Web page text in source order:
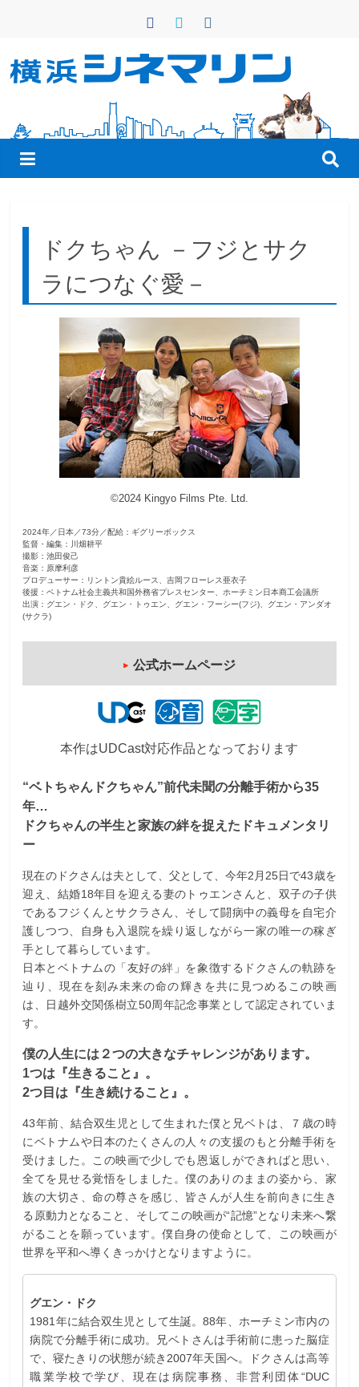
ン
横
浜
シ
ネ
マ
リ
街
で
ドクちゃん －フジとサク
ラにつなぐ愛－
©2024 Kingyo Films Pte. Ltd.
2024年／日本／73分／配給：ギグリーボックス
監督・編集：川畑耕平
撮影：池田俊己
音楽：原摩利彦
プロデューサー：リントン貴絵ルース、吉岡フローレス亜衣子
後援：ベトナム社会主義共和国外務省プレスセンター、ホーチミン日本商工会議所
出演：グエン・ドク、グエン・トゥエン、グエン・フーシー(フジ)、グエン・アンダオ
(サクラ)
公式ホームページ
本作はUDCast対応作品となっております
“ベトちゃんドクちゃん”前代未聞の分離手術から35
年…
ドクちゃんの半生と家族の絆を捉えたドキュメンタリ
ー
現在のドクさんは夫として、父として、今年2月25日で43歳を
迎え、結婚18年目を迎える妻のトゥエンさんと、双子の子供
であるフジくんとサクラさん、そして闘病中の義母を自宅介
護しつつ、自身も入退院を繰り返しながら一家の唯一の稼ぎ
手として暮らしています。
日本とベトナムの「友好の絆」を象徴するドクさんの軌跡を
辿り、現在を刻み未来の命の輝きを共に見つめるこの映画
は、日越外交関係樹立50周年記念事業として認定されていま
す。
僕の人生には２つの大きなチャレンジがあります。
1つは『生きること』。
2つ目は『生き続けること』。
43年前、結合双生児として生まれた僕と兄ベトは、７歳の時
にベトナムや日本のたくさんの人々の支援のもと分離手術を
受けました。この映画で少しでも恩返しができればと思い、
全てを見せる覚悟をしました。僕のありのままの姿から、家
族の大切さ、命の尊さを感じ、皆さんが人生を前向きに生き
る原動力となること、そしてこの映画が“記憶”となり未来へ繋
がることを願っています。僕自身の使命として、この映画が
世界を平和へ導くきっかけとなりますように。
グエン・ドク
1981年に結合双生児として生誕。88年、ホーチミン市内の
病院で分離手術に成功。兄ベトさんは手術前に患った脳症
で、寝たきりの状態が続き2007年天国へ。ドクさんは高等
職業学校で学び、現在は病院事務、非営利団体“DUC